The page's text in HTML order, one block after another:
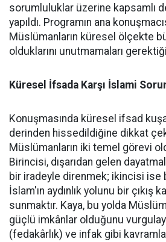
sorumluluklar üzerine kapsamlı
yapıldı. Programın ana
Müslümanların küresel ölçekte
olduklarını unutmamaları
Küresel İfsada Karşı İslami
Konuşmasında küresel ifsad
derinden hissedildiğine dikkat
Müslümanların iki temel görevi
Birincisi, dışarıdan gelen
bir iradeyle direnmek; ikincisi ise
İslam'ın aydınlık yolunu bir çıkış
sunmaktır. Kaya, bu yolda
güçlü imkânlar olduğunu
(fedakârlık) ve infak gibi